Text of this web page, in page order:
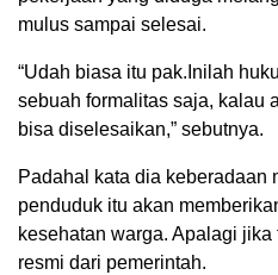
mulus sampai selesai.
“Udah biasa itu pak.Inilah
sebuah formalitas saja, kalau
bisa diselesaikan,” sebutnya.
Padahal kata dia keberadaan
penduduk itu akan
kesehatan warga. Apalagi
resmi dari pemerintah.